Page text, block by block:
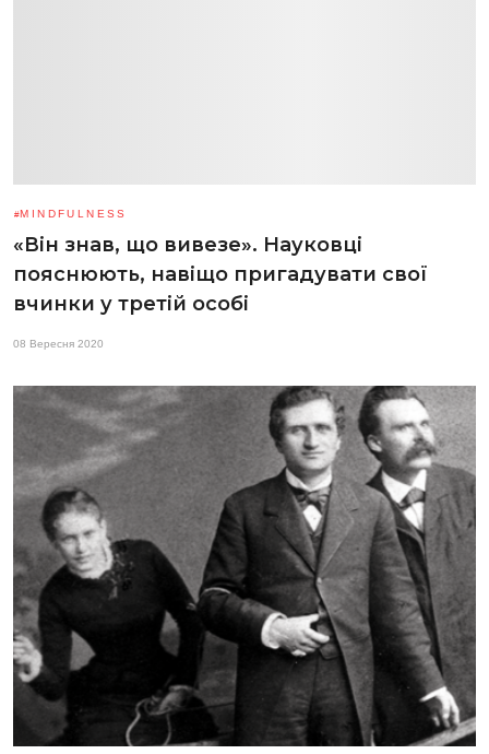
MINDFULNESS
«Він знав, що вивезе». Науковці
пояснюють, навіщо пригадувати свої
вчинки у третій особі
08 Вересня 2020